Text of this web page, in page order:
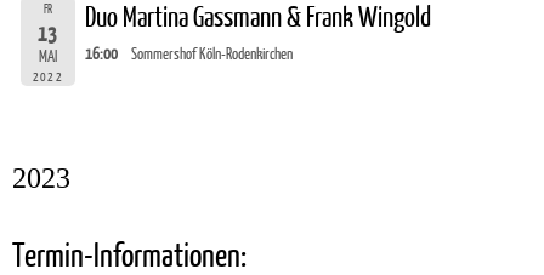
FR
13
MAI
2022
Duo Martina Gassmann & Frank Wingold
16:00 Sommershof Köln-Rodenkirchen
2023
Termin-Informationen: